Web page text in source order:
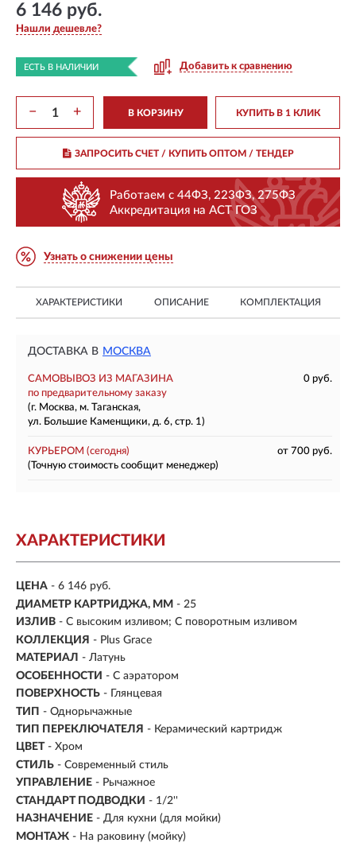
6 146 руб.
Нашли дешевле?
ЕСТЬ В НАЛИЧИИ Добавить к сравнению
− + В КОРЗИНУ КУПИТЬ В 1 КЛИК
ЗАПРОСИТЬ СЧЕТ / КУПИТЬ ОПТОМ/ ТЕНДЕР
Работаем с 44ФЗ, 223ФЗ, 275ФЗ
Аккредитация на АСТ ГОЗ
Узнать о снижении цены
ХАРАКТЕРИСТИКИ ОПИСАНИЕ КОМПЛЕКТАЦИЯ
ДОСТАВКА В МОСКВА
САМОВЫВОЗ ИЗ МАГАЗИНА
0 руб.
по предварительному заказу
(г. Москва, м. Таганская,
ул. Большие Каменщики, д. 6, стр. 1)
КУРЬЕРОМ (сегодня)
от 700 руб.
(Точную стоимость сообщит менеджер)
ХАРАКТЕРИСТИКИ
ЦЕНА - 6 146 руб.
ДИАМЕТР КАРТРИДЖА, ММ - 25
ИЗЛИВ - С высоким изливом; С поворотным изливом
КОЛЛЕКЦИЯ - Plus Grace
МАТЕРИАЛ - Латунь
ОСОБЕННОСТИ - С аэратором
ПОВЕРХНОСТЬ - Глянцевая
ТИП - Однорычажные
ТИП ПЕРЕКЛЮЧАТЕЛЯ - Керамический картридж
ЦВЕТ - Хром
СТИЛЬ - Современный стиль
УПРАВЛЕНИЕ - Рычажное
СТАНДАРТ ПОДВОДКИ - 1/2''
НАЗНАЧЕНИЕ - Для кухни (для мойки)
МОНТАЖ - На раковину (мойку)